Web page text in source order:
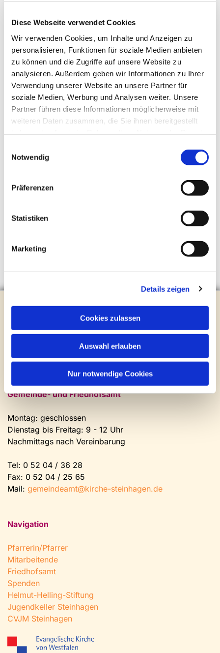
Diese Webseite verwendet Cookies
Wir verwenden Cookies, um Inhalte und Anzeigen zu
personalisieren, Funktionen für soziale Medien anbieten
zu können und die Zugriffe auf unsere Website zu
analysieren. Außerdem geben wir Informationen zu Ihrer
Verwendung unserer Website an unsere Partner für
soziale Medien, Werbung und Analysen weiter. Unsere
Partner führen diese Informationen möglicherweise mit
weiteren Daten zusammen, die Sie ihnen bereitgestellt
Notwendig
Präferenzen
Statistiken
Marketing
Details zeigen
Cookies zulassen
Auswahl erlauben
Nur notwendige Cookies
Lieder, die altersgerecht und spielerisch eingeführt
kurz und manchmal erklingen auch Instrumente.
Anette Petrick, Tel. 0151 / 72 14 02 57
Mail:petrick@kirche-steinhagen.de
Evangelische Kirchengemeinde Steinhagen
Brockhagener Straße 28 | 33803 Steinhagen
Tel.:0 52 04 / 36 28
Newsletter abonnieren
Kontakt und Öffnungszeiten
Gemeinde- und Friedhofsamt
Montag: geschlossen
Dienstag bis Freitag: 9 - 12 Uhr
Nachmittags nach Vereinbarung
Tel: 0 52 04 / 36 28
Fax: 0 52 04 / 25 65
Mail: gemeindeamt@kirche-steinhagen.de
Navigation
Pfarrerin/Pfarrer
Mitarbeitende
Friedhofsamt
Spenden
Helmut-Helling-Stiftung
Jugendkeller Steinhagen
CVJM Steinhagen